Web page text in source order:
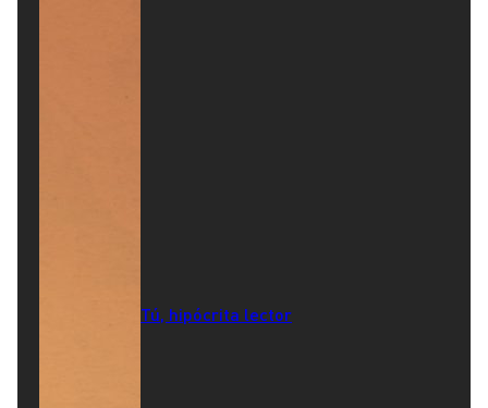
Tú, hipócrita lector